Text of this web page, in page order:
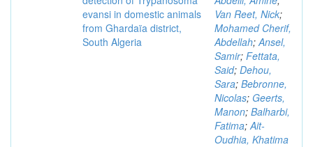
evansi in domestic animals
from Ghardaïa district,
South Algeria
Van Reet, Nick;
Mohamed Cherif,
Abdellah;Ansel,
Samir; Fettata,
Said; Dehou,
Sara; Bebronne,
Nicolas; Geerts,
Manon; Balharbi,
Fatima;Ait-
Oudhia, Khatima